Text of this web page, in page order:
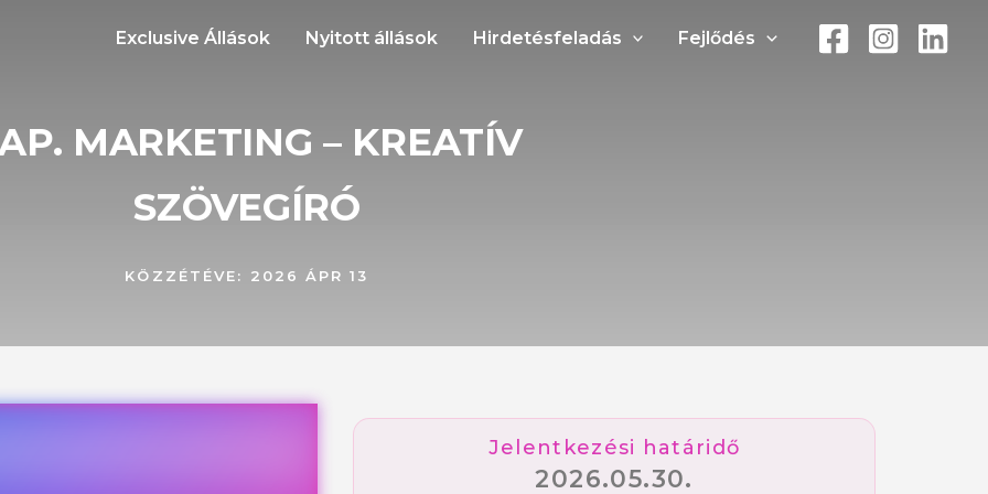
Exclusive Állások Nyitott állások Hirdetésfeladás Fejlődés
MARKETING – KREATÍV
SZÖVEGÍRÓ
KÖZZÉTÉVE: 2026 ÁPR 13
Jelentkezési határidő
2026.05.30.